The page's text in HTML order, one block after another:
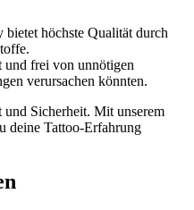
höchste Qualität durch
und frei von unnötigen
verursachen könnten.
Sicherheit. Mit unserem
deine Tattoo-Erfahrung